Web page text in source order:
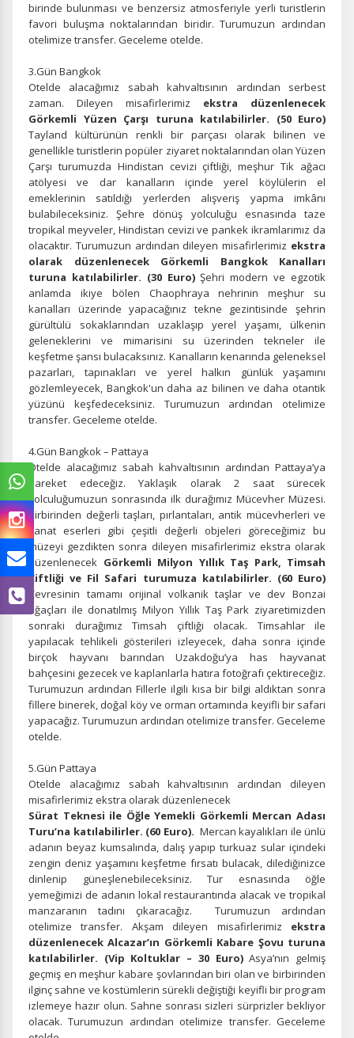
ÇEREZ KULLANIM AYARLARINIZ
Çerez tercihlerinizibelirleyin.
Daha fazla bilgi içinKVKK bilgilendirmemizi,çerez kullanımve
gizlilik koşullarınıinceleyebilirsiniz.
Zorunlu Çerezler HER ZAMAN AKTIF
Oturum yönetimi, güvenlik ve temel site işlevleri için
gereklidir. Bu çerezler olmadan site düzgün çalışmaz ve
devre dışı bırakılamaz.
birinde bulunması ve benzersiz atmosferiyle yerli turistlerin
favori buluşma noktalarından biridir. Turumuzun ardından
otelimize transfer. Geceleme otelde.
3.Gün Bangkok
Otelde alacağımız sabah kahvaltısının ardından serbest
zaman. Dileyen misafirlerimiz ekstra düzenlenecek
Görkemli Yüzen Çarşı turuna katılabilirler. (50 Euro)
Tayland kültürünün renkli bir parçası olarak bilinen ve
genellikle turistlerin popüler ziyaret noktalarından olan Yüzen
Çarşı turumuzda Hindistan cevizi çiftliği, meşhur Tik ağacı
atölyesi ve dar kanalların içinde yerel köylülerin el
emeklerinin satıldığı yerlerden alışveriş yapma imkânı
bulabileceksiniz. Şehre dönüş yolculuğu esnasında taze
tropikal meyveler, Hindistan cevizi ve pankek ikramlarımız da
olacaktır. Turumuzun ardından dileyen misafirlerimiz ekstra
olarak düzenlenecek Görkemli Bangkok Kanalları
turuna katılabilirler. (30 Euro)Şehri modern ve egzotik
anlamda ikiye bölen Chaophraya nehrinin meşhur su
kanalları üzerinde yapacağınız tekne gezintisinde şehrin
gürültülü sokaklarından uzaklaşıp yerel yaşamı, ülkenin
geleneklerini ve mimarisini su üzerinden tekneler ile
keşfetme şansı bulacaksınız. Kanalların kenarında geleneksel
pazarları, tapınakları ve yerel halkın günlük yaşamını
gözlemleyecek, Bangkok'un daha az bilinen ve daha otantik
yüzünü keşfedeceksiniz. Turumuzun ardından otelimize
transfer. Geceleme otelde.
4.Gün Bangkok – Pattaya
Otelde alacağımız sabah kahvaltısının ardından Pattaya’ya
hareket edeceğiz. Yaklaşık olarak 2 saat sürecek
yolculuğumuzun sonrasında ilk durağımız Mücevher Müzesi.
Birbirinden değerli taşları, pırlantaları, antik mücevherleri ve
sanat eserleri gibi çeşitli değerli objeleri göreceğimiz bu
müzeyi gezdikten sonra dileyen misafirlerimiz ekstra olarak
düzenlenecek Görkemli Milyon Yıllık Taş Park, Timsah
Çiftliği ve Fil Safari turumuza katılabilirler. (60 Euro)
Çevresinin tamamı orijinal volkanik taşlar ve dev Bonzai
ağaçları ile donatılmış Milyon Yıllık Taş Park ziyaretimizden
sonraki durağımız Timsah çiftliği olacak. Timsahlar ile
yapılacak tehlikeli gösterileri izleyecek, daha sonra içinde
birçok hayvanı barından Uzakdoğu’ya has hayvanat
bahçesini gezecek ve kaplanlarla hatıra fotoğrafı çektireceğiz.
Turumuzun ardından Fillerle ilgili kısa bir bilgi aldıktan sonra
fillere binerek, doğal köy ve orman ortamında keyifli bir safari
yapacağız. Turumuzun ardından otelimize transfer. Geceleme
otelde.
5.Gün Pattaya
Otelde alacağımız sabah kahvaltısının ardından dileyen
misafirlerimiz ekstra olarak düzenlenecek
Sürat Teknesi ile Öğle Yemekli Görkemli Mercan Adası
Turu’na katılabilirler. (60 Euro). Mercan kayalıkları ile ünlü
adanın beyaz kumsalında, dalış yapıp turkuaz sular içindeki
zengin deniz yaşamını keşfetme fırsatı bulacak, dilediğinizce
dinlenip güneşlenebileceksiniz. Tur esnasında öğle
yemeğimizi de adanın lokal restaurantında alacak ve tropikal
manzaranın tadını çıkaracağız. Turumuzun ardından
otelimize transfer. Akşam dileyen misafirlerimiz ekstra
düzenlenecek Alcazar’ın Görkemli Kabare Şovu turuna
katılabilirler. (Vip Koltuklar – 30 Euro)Asya’nın gelmiş
geçmiş en meşhur kabare şovlarından biri olan ve birbirinden
ilginç sahne ve kostümlerin sürekli değiştiği keyifli bir program
izlemeye hazır olun. Sahne sonrası sizleri sürprizler bekliyor
olacak. Turumuzun ardından otelimize transfer. Geceleme